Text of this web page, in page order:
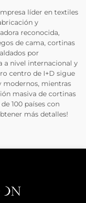
líder en textiles
y
reconocida,
de cama, cortinas
por
a nivel internacional y
centro de I+D sigue
modernos, mientras
masiva de cortinas
100 países con
más detalles!